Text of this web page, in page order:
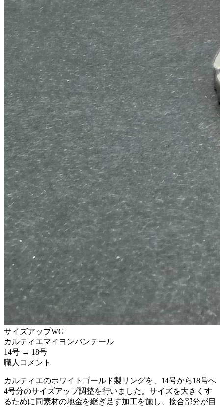
サイズアップWG
カルティエマイヨンパンテール
14号 → 18号
職人コメント
カルティエのホワイトゴールド製リングを、14号から18号へ
4号分のサイズアップ調整を行いました。サイズを大きくす
るために同素材の地金を継ぎ足す加工を施し、接合部分が目